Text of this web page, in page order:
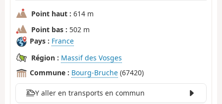
Point haut : 614 m
Point bas : 502 m
Pays : France
Région : Massif des Vosges
Commune : Bourg-Bruche (67420)
Y aller en transports en commun